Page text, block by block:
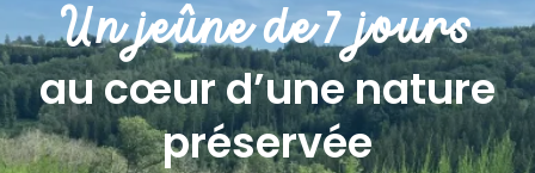
Un jeûne de 7 jours
au cœur d’une nature
préservée